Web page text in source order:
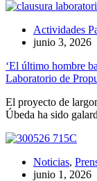
Actividades
junio 3, 2026
‘El último hombre
Laboratorio de
El proyecto de
Úbeda ha sido
Noticias,
junio 1, 2026